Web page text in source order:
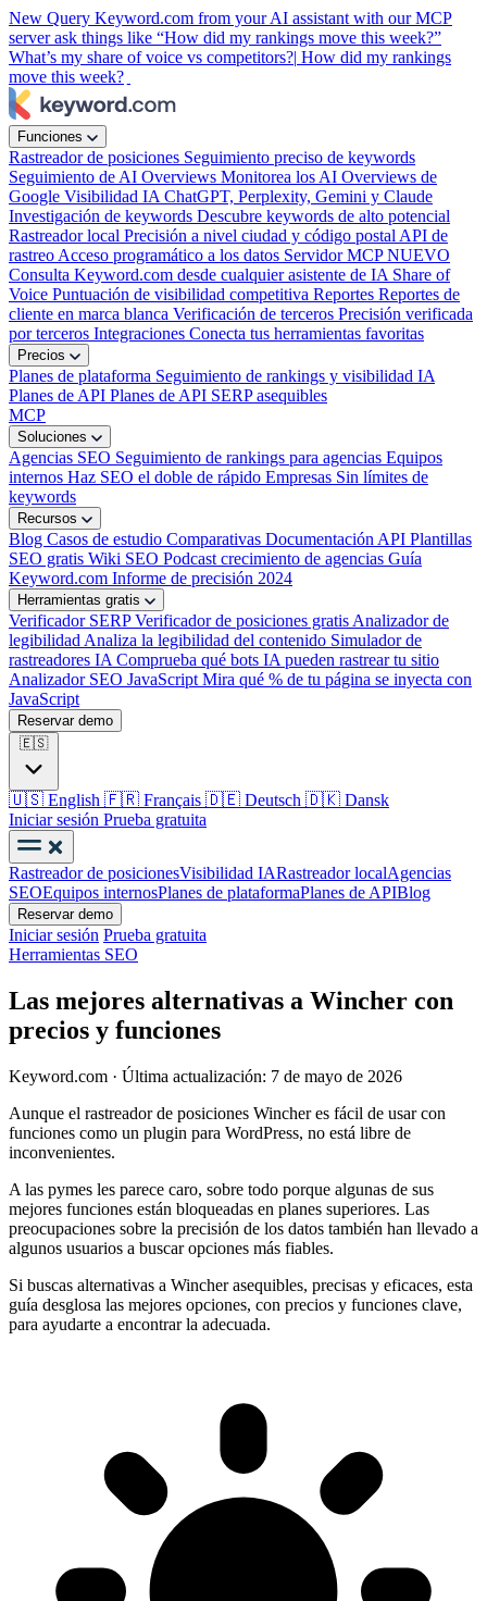
New Query Keyword.com from your AI assistant with our MCP
server ask things like “How did my rankings move this week?”
What’s my share of voice vs competitors?| How did my rankings
move this week?
Funciones
Rastreador de posiciones Seguimiento preciso de keywords
Seguimiento de AI Overviews Monitorea los AI Overviews de
Google Visibilidad IA ChatGPT, Perplexity, Gemini y Claude
Investigación de keywords Descubre keywords de alto potencial
Rastreador local Precisión a nivel ciudad y código postal API de
rastreo Acceso programático a los datos Servidor MCPNUEVO
Consulta Keyword.com desde cualquier asistente de IA Share of
Voice Puntuación de visibilidad competitiva Reportes Reportes de
cliente en marca blanca Verificación de terceros Precisión verificada
por terceros Integraciones Conecta tus herramientas favoritas
Precios
Planes de plataforma Seguimiento de rankings y visibilidad IA
Planes de API Planes de API SERP asequibles
MCP
Soluciones
Agencias SEO Seguimiento de rankings para agencias Equipos
internos Haz SEO el doble de rápido Empresas Sin límites de
keywords
Recursos
Blog Casos de estudio Comparativas Documentación API Plantillas
SEO gratis Wiki SEO Podcast crecimiento de agencias Guía
Keyword.com Informe de precisión 2024
Herramientas gratis
Verificador SERPVerificador de posiciones gratis Analizador de
legibilidad Analiza la legibilidad del contenido Simulador de
rastreadores IA Comprueba qué bots IA pueden rastrear tu sitio
Analizador SEO JavaScript Mira qué % de tu página se inyecta con
JavaScript
Reservar demo
🇪🇸
🇺🇸 English 🇫🇷 Français 🇩🇪 Deutsch 🇩🇰 Dansk
Iniciar sesión Prueba gratuita
Rastreador de posicionesVisibilidad IARastreador localAgencias
SEOEquipos internosPlanes de plataformaPlanes de APIBlog
Reservar demo
Iniciar sesión Prueba gratuita
Herramientas SEO
Las mejores alternativas a Wincher con
precios y funciones
Keyword.com · Última actualización: 7 de mayo de 2026
Aunque el rastreador de posiciones Wincher es fácil de usar con
funciones como un plugin para WordPress, no está libre de
inconvenientes.
A las pymes les parece caro, sobre todo porque algunas de sus
mejores funciones están bloqueadas en planes superiores. Las
preocupaciones sobre la precisión de los datos también han llevado a
algunos usuarios a buscar opciones más fiables.
Si buscas alternativas a Wincher asequibles, precisas y eficaces, esta
guía desglosa las mejores opciones, con precios y funciones clave,
para ayudarte a encontrar la adecuada.